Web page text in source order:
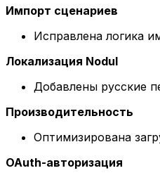
Импорт сценариев
Исправлена логика
Локализация Nodul
Добавлены русские
Производительность
Оптимизирована
OAuth-авторизация